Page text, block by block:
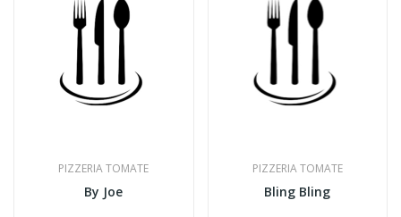
PIZZERIA TOMATE
By Joe
PIZZERIA TOMATE
Bling Bling